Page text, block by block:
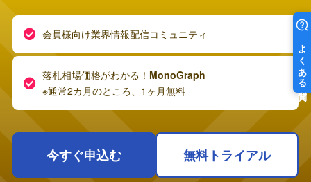
会員様向け業界情報配信コミュニティ
落札相場価格がわかる！ MonoGraph
※通常2カ月のところ、1ヶ月無料
今すぐ申込む 無料トライアル